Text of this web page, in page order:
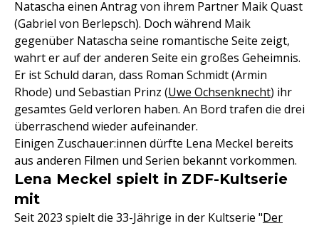
Natascha einen Antrag von ihrem Partner Maik Quast
(Gabriel von Berlepsch). Doch während Maik
gegenüber Natascha seine romantische Seite zeigt,
wahrt er auf der anderen Seite ein großes Geheimnis.
Er ist Schuld daran, dass Roman Schmidt (Armin
Rhode) und Sebastian Prinz (Uwe Ochsenknecht) ihr
gesamtes Geld verloren haben. An Bord trafen die drei
überraschend wieder aufeinander.
Einigen Zuschauer:innen dürfte Lena Meckel bereits
aus anderen Filmen und Serien bekannt vorkommen.
Lena Meckel spielt in ZDF-Kultserie
mit
Seit 2023 spielt die 33-Jährige in der Kultserie "Der